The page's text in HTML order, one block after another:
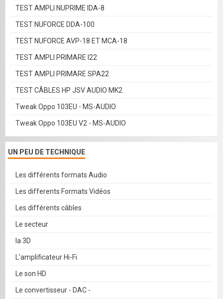
TEST AMPLI NUPRIME IDA-8
TEST NUFORCE DDA-100
TEST NUFORCE AVP-18 ET MCA-18
TEST AMPLI PRIMARE I22
TEST AMPLI PRIMARE SPA22
TEST CÂBLES HP JSV AUDIO MK2
Tweak Oppo 103EU - MS-AUDIO
Tweak Oppo 103EU V2 - MS-AUDIO
UN PEU DE TECHNIQUE
Les différents formats Audio
Les differents Formats Vidéos
Les différents câbles
Le secteur
la 3D
L'amplificateur Hi-Fi
Le son HD
Le convertisseur - DAC -